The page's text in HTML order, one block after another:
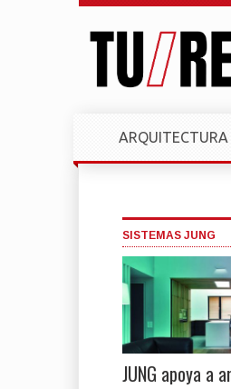
ARQUITECTURA
SISTEMAS JUNG
JUNG apoya a